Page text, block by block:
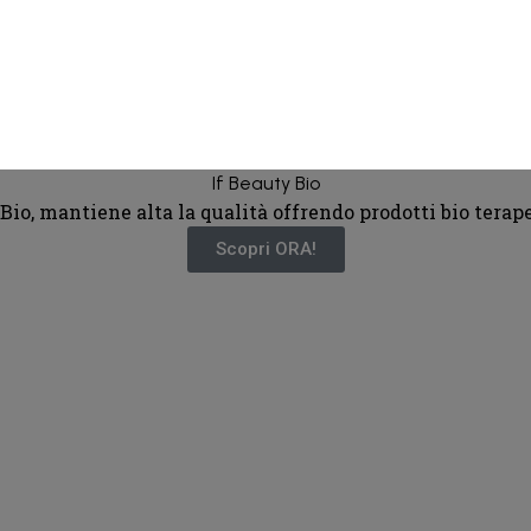
If Beauty Bio
mantiene alta la qualità offrendo prodotti bio
Scopri ORA!